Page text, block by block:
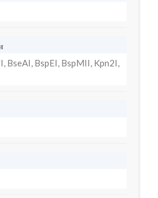
BseAI, BspEI, BspMII, Kpn2I,